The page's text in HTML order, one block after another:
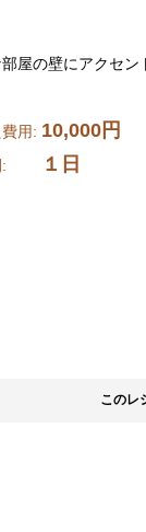
屋の壁にアクセン
用: 10,000円
間: １日
この